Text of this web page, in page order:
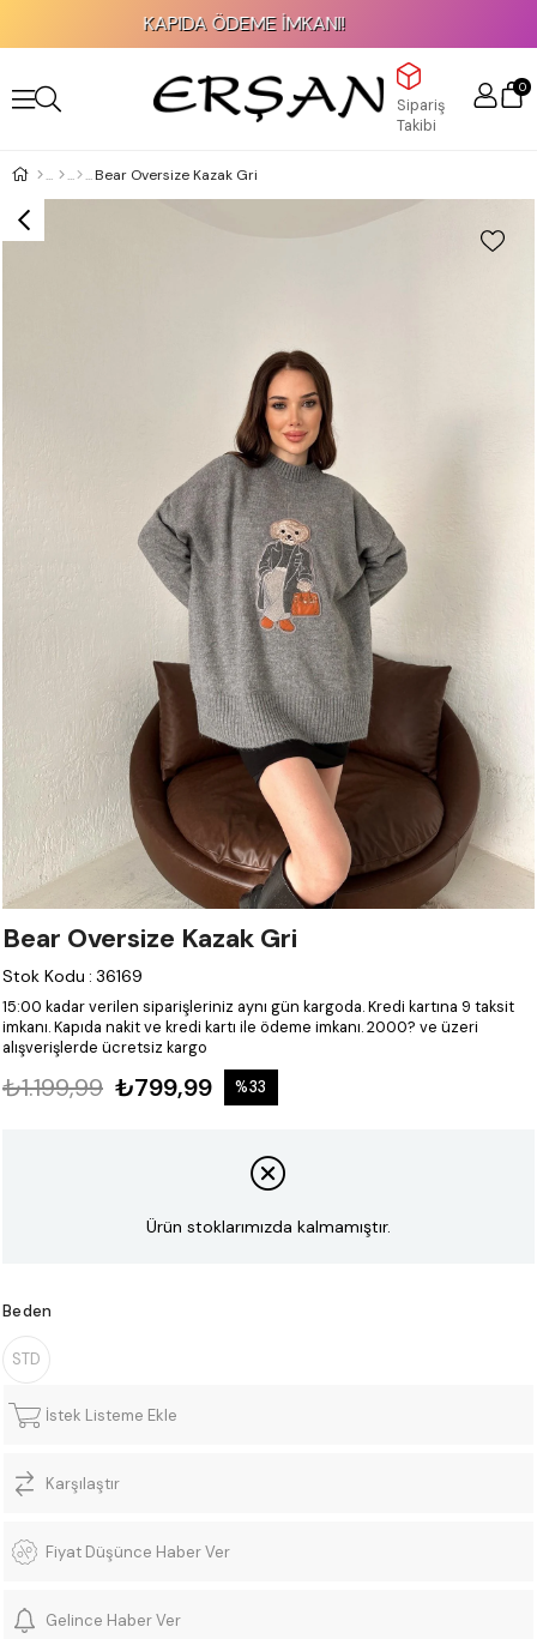
KAPIDA ÖDEME İMKANI!
Sipariş
Takibi
0
Bear Oversize Kazak Gri
Bear Oversize Kazak Gri
Stok Kodu : 36169
15:00 kadar verilen siparişleriniz aynı gün kargoda.Kredi kartına 9 taksit
imkanı.Kapıda nakit ve kredi kartı ile ödeme imkanı.2000? ve üzeri
alışverişlerde ücretsiz kargo
₺1.199,99 ₺799,99 %33
Ürün stoklarımızda kalmamıştır.
Beden
STD
İstek Listeme Ekle
Karşılaştır
Fiyat Düşünce Haber Ver
Gelince Haber Ver